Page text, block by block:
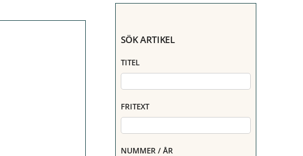
SÖK ARTIKEL
TITEL
FRITEXT
NUMMER / ÅR